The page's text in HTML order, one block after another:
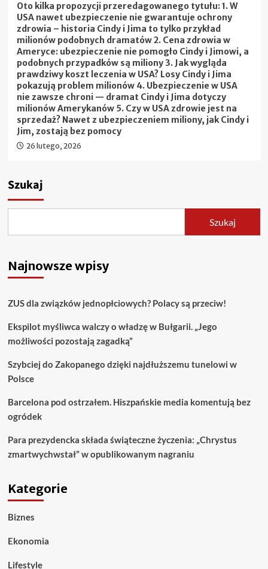
Oto kilka propozycji przeredagowanego tytułu: 1. W
USA nawet ubezpieczenie nie gwarantuje ochrony
zdrowia – historia Cindy i Jima to tylko przykład
milionów podobnych dramatów 2. Cena zdrowia w
Ameryce: ubezpieczenie nie pomogło Cindy i Jimowi, a
podobnych przypadków są miliony 3. Jak wygląda
prawdziwy koszt leczenia w USA? Losy Cindy i Jima
pokazują problem milionów 4. Ubezpieczenie w USA
nie zawsze chroni — dramat Cindy i Jima dotyczy
milionów Amerykanów 5. Czy w USA zdrowie jest na
sprzedaż? Nawet z ubezpieczeniem miliony, jak Cindy i
Jim, zostają bez pomocy
26 lutego, 2026
Szukaj
Szukaj
Najnowsze wpisy
ZUS dla związków jednopłciowych? Polacy są przeciw!
Ekspilot myśliwca walczy o władzę w Bułgarii. „Jego
możliwości pozostają zagadką”
Szybciej do Zakopanego dzięki najdłuższemu tunelowi w
Polsce
Barcelona pod ostrzałem. Hiszpańskie media komentują bez
ogródek
Para prezydencka składa świąteczne życzenia: „Chrystus
zmartwychwstał” w opublikowanym nagraniu
Kategorie
Biznes
Ekonomia
Lifestyle